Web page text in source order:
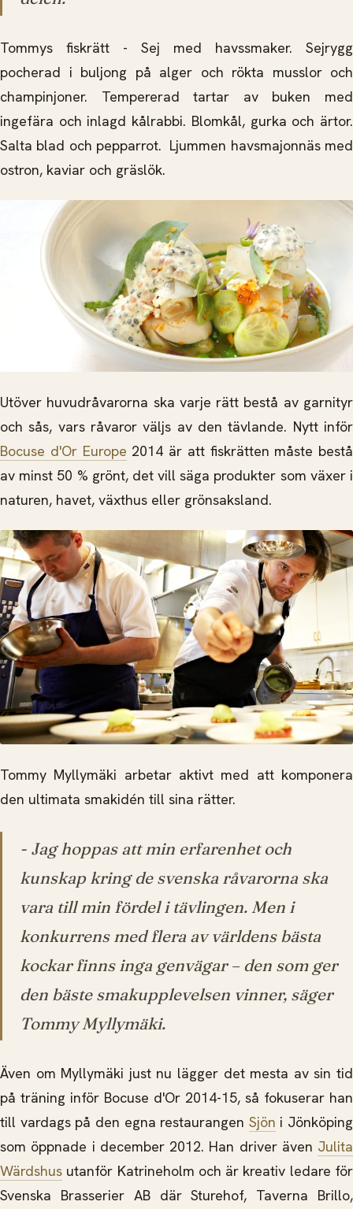
Tommys fiskrätt - Sej med havssmaker. Sejrygg
pocherad i buljong på alger och rökta musslor och
champinjoner. Tempererad tartar av buken med
ingefära och inlagd kålrabbi. Blomkål, gurka och ärtor.
Salta blad och pepparrot. Ljummen havsmajonnäs med
ostron, kaviar och gräslök.
Utöver huvudråvarorna ska varje rätt bestå av garnityr
och sås, vars råvaror väljs av den tävlande. Nytt inför
Bocuse d'Or Europe 2014 är att fiskrätten måste bestå
av minst 50 % grönt, det vill säga produkter som växer i
naturen, havet, växthus eller grönsaksland.
Tommy Myllymäki arbetar aktivt med att komponera
den ultimata smakidén till sina rätter.
- Jag hoppas att min erfarenhet och
kunskap kring de svenska råvarorna ska
vara till min fördel i tävlingen. Men i
konkurrens med flera av världens bästa
kockar finns inga genvägar – den som ger
den bäste smakupplevelsen vinner, säger
Tommy Myllymäki.
Även om Myllymäki just nu lägger det mesta av sin tid
på träning inför Bocuse d'Or 2014-15, så fokuserar han
till vardags på den egna restaurangen Sjön i Jönköping
som öppnade i december 2012. Han driver även Julita
Wärdshus utanför Katrineholm och är kreativ ledare för
Svenska Brasserier AB där Sturehof, Taverna Brillo,